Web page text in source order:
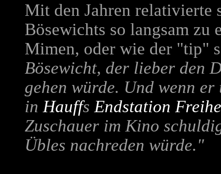
Mit den Jahren relativierte
Bösewichts so langsam
Mimen, oder wie der "tip"
Bösewicht, der lieber den
gehen würde. Und wenn
inHauffsEndstation
Zuschauer im Kino
Übles nachreden würde."